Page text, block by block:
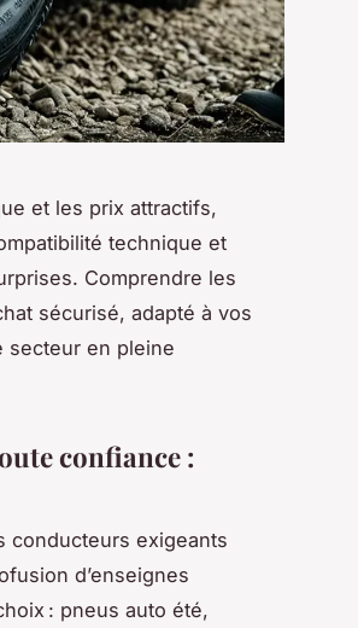
et les prix attractifs,
technique et
Comprendre les
sécurisé, adapté à vos
secteur en pleine
confiance :
conducteurs exigeants
d’enseignes
: pneus auto été,